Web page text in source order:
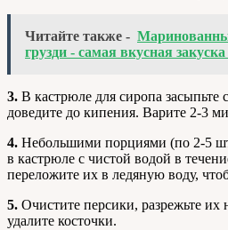
Читайте также -
грузди - самая вкусная
3. В кастрюле для сиропа засыпьте
доведите до кипения. Варите 2-3
4. Небольшими порциями (по 2-5
в кастрюле с чистой водой в
переложите их в ледяную воду,
5. Очистите персики, разрежьте
удалите косточки.